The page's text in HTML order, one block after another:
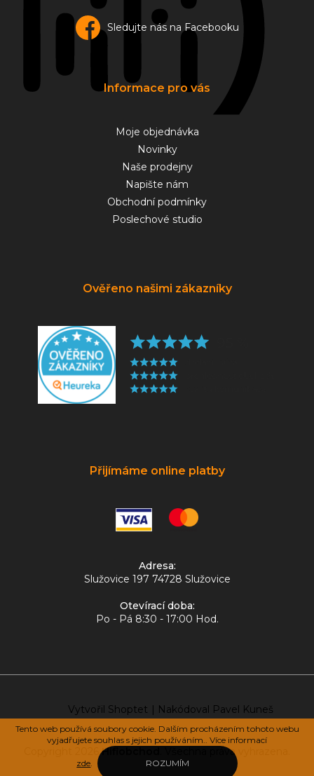
Tento web používá soubory cookie. Dalším procházením tohoto webu
vyjadřujete souhlas s jejich používáním.. Více informací
zde ROZUMÍM
Sledujte nás na Facebooku
Informace pro vás
Moje objednávka
Novinky
Naše prodejny
Napište nám
Obchodní podmínky
Poslechové studio
Ověřeno našimi zákazníky
Přijímáme online platby
Adresa:
Služovice 197 74728 Služovice
Otevírací doba:
Po - Pá 8:30 - 17:00 Hod.
Vytvořil Shoptet | Nakódoval Pavel Kuneš
Copyright 2026Hifiobchod . Všechna práva vyhrazena.